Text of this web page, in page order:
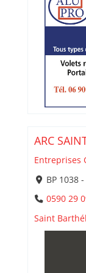
ARC
Entreprises
BP 1038
0590 29
Saint